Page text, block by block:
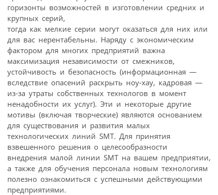
горизонты возможностей в изготовлении средних и
крупных серий,
тогда как мелкие серии могут оказаться для них или
для вас нерентабельны. Наряду с экономическим
фактором для многих предприятий важна
максимизация независимости от смежников,
устойчивость и безопасность (информационная —
вследствие опасений раскрыть ноу-хау, кадровая —
из-за утраты собственных технологов в момент
ненадобности их услуг). Эти и некоторые другие
мотивы (включая творческие) являются основанием
для существования и развития малых
технологических линий SMT. Для принятия
взвешенного решения о целесообразности
внедрения малой линии SMT на вашем предприятии,
а также для обучения персонала новым технологиям
полезно ознакомиться с успешными действующими
предприятиями.